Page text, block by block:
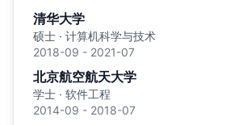
清华大学
硕士 · 计算机科学与技术
2018-09 - 2021-07
北京航空航天大学
学士 · 软件工程
2014-09 - 2018-07